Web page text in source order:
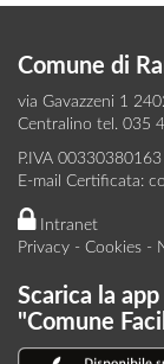
Comune di
via Gavazzeni 1
Centralino tel. 035
P.IVA
E-mail Certificata:
Intranet
Privacy - Cookies -
Scarica la
"Comune